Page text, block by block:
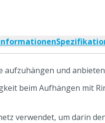
aufzuhängen und
beim Aufhängen mit
verwendet, um darin